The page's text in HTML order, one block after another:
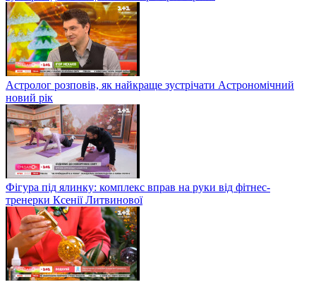
Астролог розповів, як найкраще зустрічати Астрономічний
новий рік
Фігура під ялинку: комплекс вправ на руки від фітнес-
тренерки Ксенії Литвинової